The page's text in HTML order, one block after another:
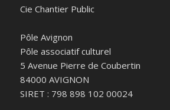
Cie Chantier Public
Pôle Avignon
Pôle associatif culturel
5 Avenue Pierre de Coubertin
84000 AVIGNON
SIRET : 798 898 102 00024